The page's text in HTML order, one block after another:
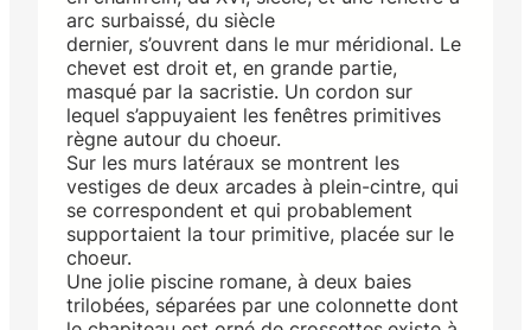
arc surbaissé, du siècle
dernier, s’ouvrent dans le mur méridional. Le
chevet est droit et, en grande partie,
masqué par la sacristie. Un cordon sur
lequel s’appuyaient les fenêtres primitives
règne autour du choeur.
Sur les murs latéraux se montrent les
vestiges de deux arcades à plein-cintre, qui
se correspondent et qui probablement
supportaient la tour primitive, placée sur le
choeur.
Une jolie piscine romane, à deux baies
trilobées, séparées par une colonnette dont